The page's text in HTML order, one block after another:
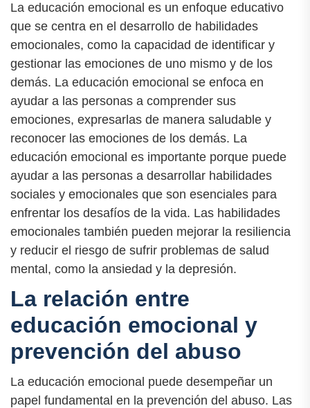
La educación emocional es un enfoque educativo
que se centra en el desarrollo de habilidades
emocionales, como la capacidad de identificar y
gestionar las emociones de uno mismo y de los
demás. La educación emocional se enfoca en
ayudar a las personas a comprender sus
emociones, expresarlas de manera saludable y
reconocer las emociones de los demás. La
educación emocional es importante porque puede
ayudar a las personas a desarrollar habilidades
sociales y emocionales que son esenciales para
enfrentar los desafíos de la vida. Las habilidades
emocionales también pueden mejorar la resiliencia
y reducir el riesgo de sufrir problemas de salud
mental, como la ansiedad y la depresión.
La relación entre
educación emocional y
prevención del abuso
La educación emocional puede desempeñar un
papel fundamental en la prevención del abuso. Las